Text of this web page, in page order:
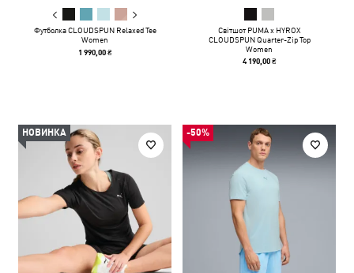
Футболка CLOUDSPUN Relaxed Tee
Women
1 990,00 ₴
Світшот PUMA x HYROX
CLOUDSPUN Quarter-Zip Top
Women
4 190,00 ₴
НОВИНКА -50%